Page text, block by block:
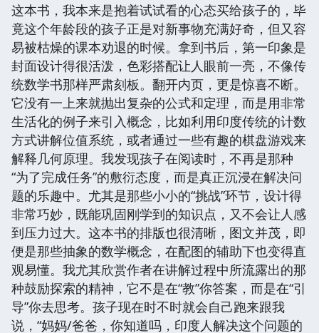
这本书，我本来是抱着试试看的心态买给孩子的，毕
竟这个年龄段的孩子正是对新事物充满好奇，但又容
易被枯燥的课本劝退的时候。拿到书后，第一印象是
封面设计得很活泼，色彩搭配让人眼前一亮，不像传
统数学书那样严肃刻板。翻开内页，更是惊喜不断。
它没有一上来就抛出复杂的公式和定理，而是用非常
生活化的例子来引入概念，比如利用印度传统的计数
方式讲解位值系统，或者通过一些有趣的棋盘游戏来
解释几何原理。我发现孩子在阅读时，不再是那种
“为了完成任务”的敷衍态度，而是真正沉浸在解决问
题的乐趣中。尤其是那些小小的“挑战”环节，设计得
非常巧妙，既能巩固刚学到的知识点，又不会让人感
到压力过大。这本书的排版也很清晰，图文并茂，即
便是那些抽象的数学概念，在配图的辅助下也变得直
观易懂。我尤其欣赏作者在讲解过程中所流露出的那
种鼓励探索的精神，它不是在“教”你答案，而是在“引
导”你去思考。孩子现在时不时就会自己跑来跟我
说，“妈妈/爸爸，你知道吗，印度人解决这个问题的